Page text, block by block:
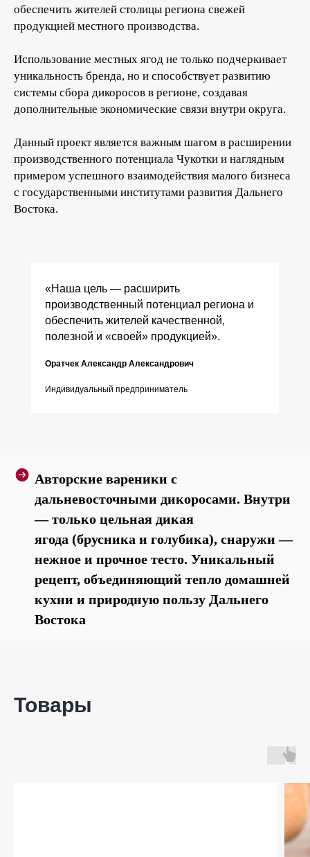
обеспечить жителей столицы региона свежей
продукцией местного производства.
Использование местных ягод не только подчеркивает
уникальность бренда, но и способствует развитию
системы сбора дикоросов в регионе, создавая
дополнительные экономические связи внутри округа.
Данный проект является важным шагом в расширении
производственного потенциала Чукотки и наглядным
примером успешного взаимодействия малого бизнеса
с государственными институтами развития Дальнего
Востока.
«Наша цель — расширить
производственный потенциал региона и
обеспечить жителей качественной,
полезной и «своей» продукцией».
Оратчек Александр Александрович
Индивидуальный предприниматель
Авторские вареники с
дальневосточными дикоросами. Внутри
— только цельная дикая
ягода (брусника и голубика), снаружи —
нежное и прочное тесто. Уникальный
рецепт, объединяющий тепло домашней
кухни и природную пользу Дальнего
Востока
Товары